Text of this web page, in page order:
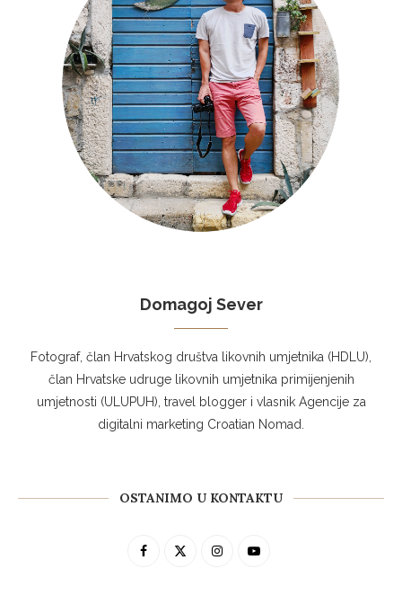
Domagoj Sever
Fotograf, član Hrvatskog društva likovnih umjetnika (HDLU),
član Hrvatske udruge likovnih umjetnika primijenjenih
umjetnosti (ULUPUH), travel blogger i vlasnik Agencije za
digitalni marketing Croatian Nomad.
OSTANIMO U KONTAKTU